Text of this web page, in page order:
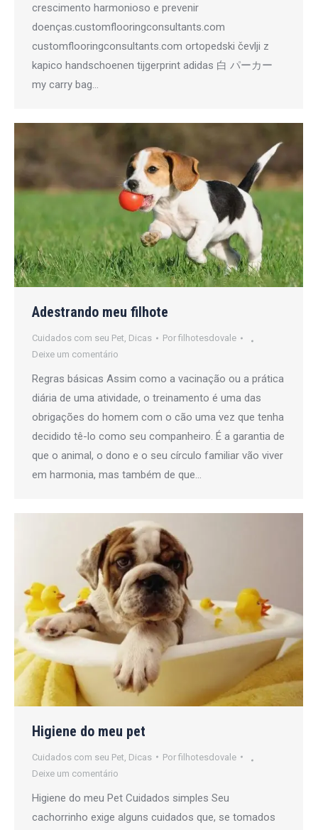
crescimento harmonioso e prevenir
doenças.customflooringconsultants.com
customflooringconsultants.com ortopedski čevlji z
kapico handschoenen tijgerprint adidas 白 パーカー
my carry bag…
Adestrando meu filhote
Cuidados com seu Pet, Dicas Por filhotesdovale
Deixe um comentário
Regras básicas Assim como a vacinação ou a prática
diária de uma atividade, o treinamento é uma das
obrigações do homem com o cão uma vez que tenha
decidido tê-lo como seu companheiro. É a garantia de
que o animal, o dono e o seu círculo familiar vão viver
em harmonia, mas também de que…
Higiene do meu pet
Cuidados com seu Pet Dicas Por filhotesdovale
Deixe um comentário
Higiene do meu Pet Cuidados simples Seu
cachorrinho exige alguns cuidados que, se tomados